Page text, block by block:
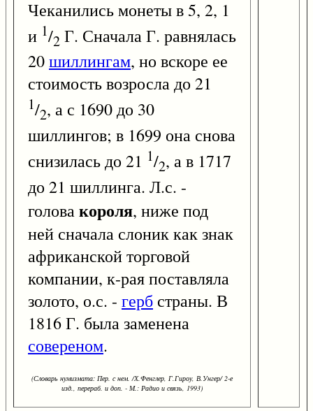
Чеканились монеты в 5, 2, 1
и 1/2 Г. Сначала Г. равнялась
20шиллингам, но вскоре ее
стоимость возросла до 21
1/2, а с 1690 до 30
шиллингов; в 1699 она снова
снизилась до 21 1/2, а в 1717
до 21 шиллинга. Л.с. -
головакороля, ниже под
ней сначала слоник как знак
африканской торговой
компании, к-рая поставляла
золото, о.с. - герб страны. В
1816 Г. была заменена
совереном.
(Словарь нумизмата: Пер. с нем. /Х.Фенглер, Г.Гироу, В.Унгер/ 2-е
изд., перераб. и доп. - М.: Радио и связь, 1993)